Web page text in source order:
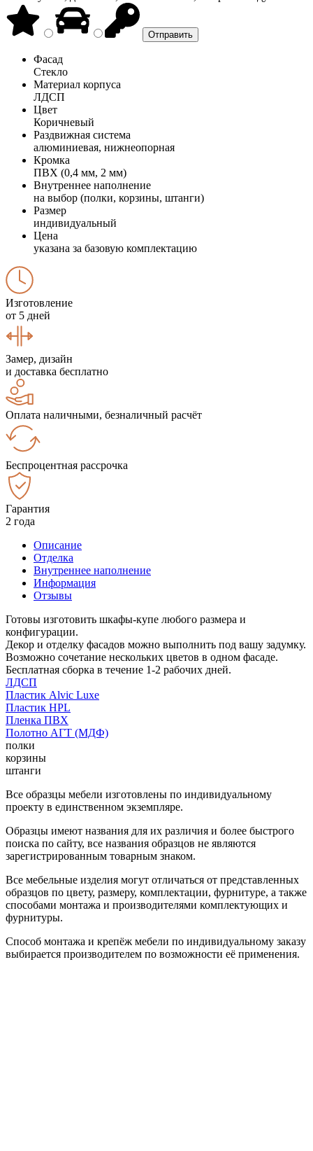
Фасад
Стекло
Материал корпуса
ЛДСП
Цвет
Коричневый
Раздвижная система
алюминиевая, нижнеопорная
Кромка
ПВХ (0,4 мм, 2 мм)
Внутреннее наполнение
на выбор (полки, корзины, штанги)
Размер
индивидуальный
Цена
указана за базовую комплектацию
Изготовление
от 5 дней
Замер, дизайн
и доставка бесплатно
Оплата наличными, безналичный расчёт
Беспроцентная рассрочка
Гарантия
2 года
Описание
Отделка
Внутреннее наполнение
Информация
Отзывы
Готовы изготовить шкафы-купе любого размера и
конфигурации.
Декор и отделку фасадов можно выполнить под вашу задумку.
Возможно сочетание нескольких цветов в одном фасаде.
Бесплатная сборка в течение 1-2 рабочих дней.
ЛДСП
Пластик Alvic Luxe
Пластик HPL
Пленка ПВХ
Полотно АГТ (МДФ)
полки
корзины
штанги
Все образцы мебели изготовлены по индивидуальному
проекту в единственном экземпляре.
Образцы имеют названия для их различия и более быстрого
поиска по сайту, все названия образцов не являются
зарегистрированным товарным знаком.
Все мебельные изделия могут отличаться от представленных
образцов по цвету, размеру, комплектации, фурнитуре, а также
способами монтажа и производителями комплектующих и
фурнитуры.
Способ монтажа и крепёж мебели по индивидуальному заказу
выбирается производителем по возможности её применения.